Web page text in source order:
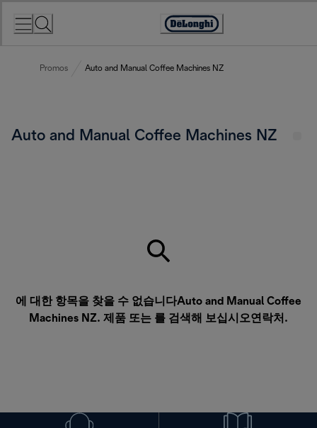
Accessibility
Promos Auto and Manual Coffee Machines NZ
Auto and Manual Coffee Machines NZ
에 대한 항목을 찾을 수 없습니다Auto and Manual Coffee
Machines NZ. 제품 또는 를 검색해 보십시오연락처 .